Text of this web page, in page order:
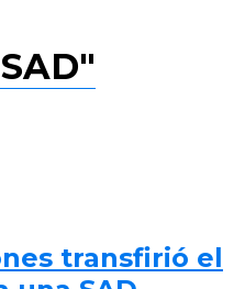
transfirió el